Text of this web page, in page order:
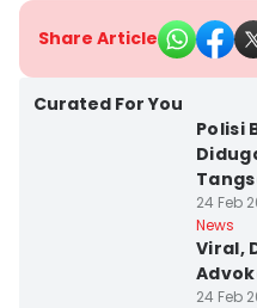
Share Article
Curated For You
Polisi
24 Feb
News
Viral,
24 Feb